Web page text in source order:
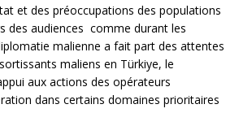
et des préoccupations des populations
des audiences comme durant les
malienne a fait part des attentes
maliens en Türkiye, le
aux actions des opérateurs
dans certains domaines prioritaires